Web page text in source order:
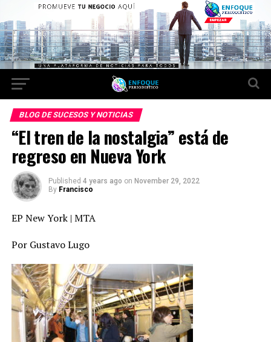
BLOG DE SUCESOS Y NOTICIAS
“El tren de la nostalgia” está de
regreso en Nueva York
Published 4 years ago on November 29, 2022
By Francisco
EP New York | MTA
Por Gustavo Lugo